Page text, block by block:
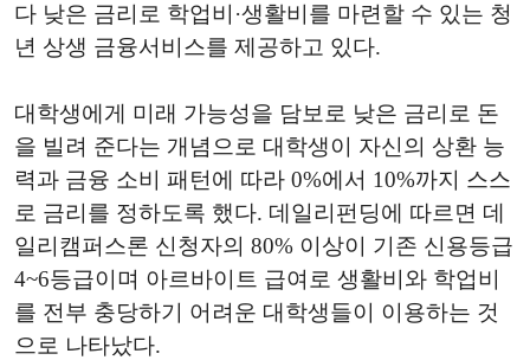
다 낮은 금리로 학업비·생활비를 마련할 수 있는 청
년 상생 금융서비스를 제공하고 있다.
대학생에게 미래 가능성을 담보로 낮은 금리로 돈
을 빌려 준다는 개념으로 대학생이 자신의 상환 능
력과 금융 소비 패턴에 따라 0%에서 10%까지 스스
로 금리를 정하도록 했다. 데일리펀딩에 따르면 데
일리캠퍼스론 신청자의 80% 이상이 기존 신용등급
4~6등급이며 아르바이트 급여로 생활비와 학업비
를 전부 충당하기 어려운 대학생들이 이용하는 것
으로 나타났다.